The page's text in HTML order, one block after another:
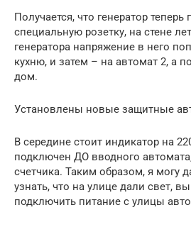
Получается, что генератор
специальную розетку, на стене
генератора напряжение в него
кухню, и затем – на автомат 2, а
дом.
Установлены новые защитные
В середине стоит индикатор на
подключен ДО вводного
счетчика. Таким образом, я могу
узнать, что на улице дали свет,
подключить питание с улицы